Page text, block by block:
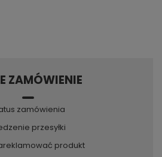
ZAMÓWIENIE
zamówienia
przesyłki
produkt